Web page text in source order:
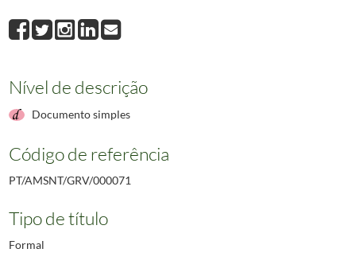
Nível de descrição
Documento simples
Código de referência
PT/AMSNT/GRV/000071
Tipo de título
Formal